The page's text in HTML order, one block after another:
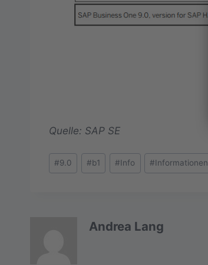
Quelle: SAP SE
Schlagworte:
#9.0 #b1 #Info #Informationen
Andrea Lang